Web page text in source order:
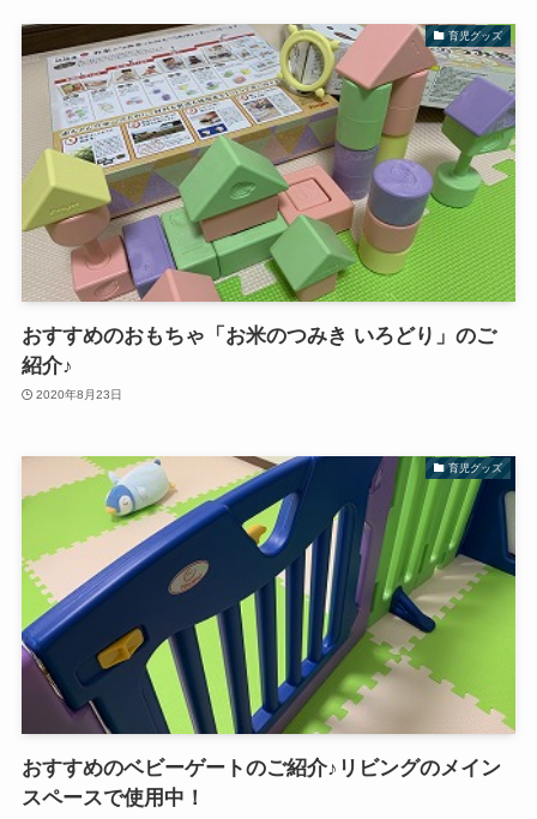
育児グッズ
おすすめのおもちゃ「お米のつみき いろどり」のご
紹介♪
2020年8月23日
育児グッズ
おすすめのベビーゲートのご紹介♪リビングのメイン
スペースで使用中！